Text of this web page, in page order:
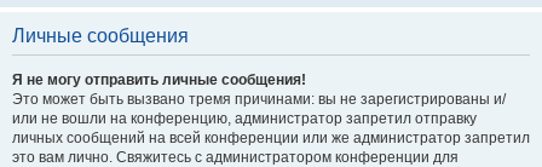
Личные сообщения
Я не могу отправить личные сообщения!
Это может быть вызвано тремя причинами: вы не зарегистрированы и/
или не вошли на конференцию, администратор запретил отправку
личных сообщений на всей конференции или же администратор запретил
это вам лично. Свяжитесь с администратором конференции для